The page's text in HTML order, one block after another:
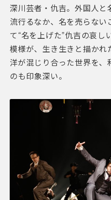
深川芸者・仇吉。外国人と
流行るなか、名を売らない
て“名を上げた”仇吉の哀し
模様が、生き生きと描かれ
洋が混じり合った世界を、
のも印象深い。